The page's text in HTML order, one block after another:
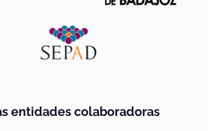
entidades colaboradoras